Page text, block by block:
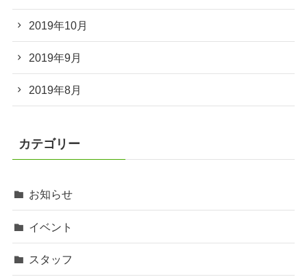
2019年10月
2019年9月
2019年8月
カテゴリー
お知らせ
イベント
スタッフ